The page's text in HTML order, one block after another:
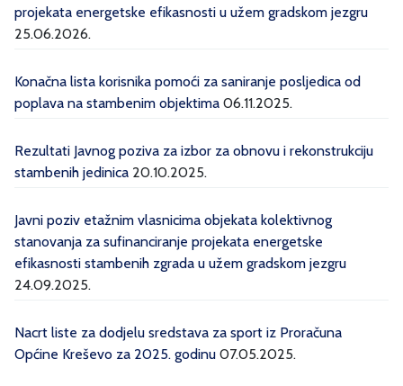
projekata energetske efikasnosti u užem gradskom jezgru
25.06.2026.
Konačna lista korisnika pomoći za saniranje posljedica od
poplava na stambenim objektima 06.11.2025.
Rezultati Javnog poziva za izbor za obnovu i rekonstrukciju
stambenih jedinica 20.10.2025.
Javni poziv etažnim vlasnicima objekata kolektivnog
stanovanja za sufinanciranje projekata energetske
efikasnosti stambenih zgrada u užem gradskom jezgru
24.09.2025.
Nacrt liste za dodjelu sredstava za sport iz Proračuna
Općine Kreševo za 2025. godinu 07.05.2025.